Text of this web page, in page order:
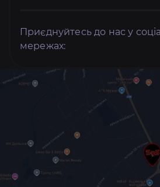
Приєднуйтесь до нас у
мережах: